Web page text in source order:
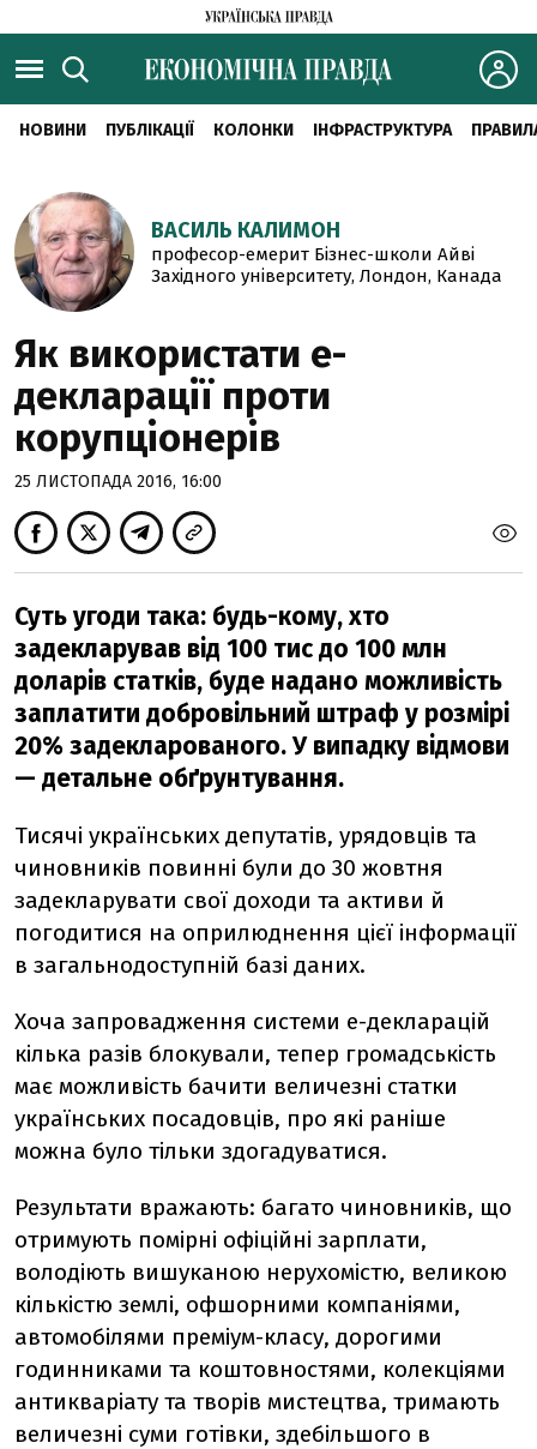
НОВИНИ ПУБЛІКАЦІЇ КОЛОНКИ ІНФРАСТРУКТУРА
ВАСИЛЬ КАЛИМОН
професор-емерит Бізнес-школи Айві
Західного університету, Лондон, Канада
Як використати е-
декларації проти
корупціонерів
25 ЛИСТОПАДА 2016, 16:00
Суть угоди така: будь-кому, хто
задекларував від 100 тис до 100 млн
доларів статків, буде надано можливість
заплатити добровільний штраф у розмірі
20% задекларованого. У випадку відмови
— детальне обґрунтування.
Тисячі українських депутатів, урядовців та
чиновників повинні були до 30 жовтня
задекларувати свої доходи та активи й
погодитися на оприлюднення цієї інформації
в загальнодоступній базі даних.
Хоча запровадження системи е-декларацій
кілька разів блокували, тепер громадськість
має можливість бачити величезні статки
українських посадовців, про які раніше
можна було тільки здогадуватися.
Результати вражають: багато чиновників, що
отримують помірні офіційні зарплати,
володіють вишуканою нерухомістю, великою
кількістю землі, офшорними компаніями,
автомобілями преміум-класу, дорогими
годинниками та коштовностями, колекціями
антикваріату та творів мистецтва, тримають
величезні суми готівки, здебільшого в